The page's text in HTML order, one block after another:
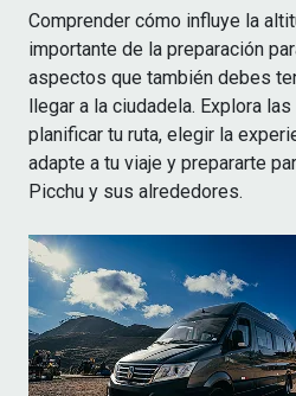
Comprender cómo influye la
importante de la preparación
aspectos que también debes
llegar a la ciudadela. Explora
planificar tu ruta, elegir la
adapte a tu viaje y prepararte
Picchu y sus alrededores.